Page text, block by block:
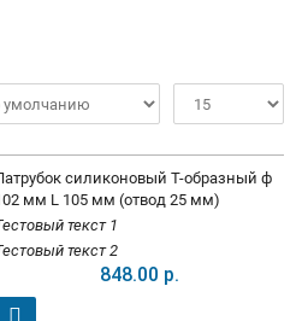
силиконовый Т-образный ф
мм L 105 мм (отвод 25 мм)
текст 1
текст 2
848.00 р.